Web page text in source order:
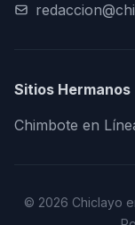
Sitios Hermanos
Chimbote en
© 2026 Chiclayo